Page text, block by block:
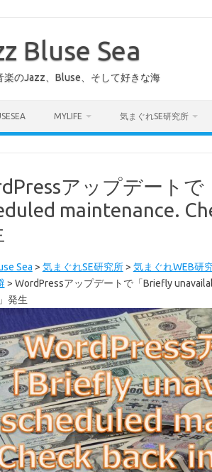
Bluse Sea
楽のJazz、Bluse、そして好きな海
MYLIFE 気まぐれSE研究所
アップデート
maintenance.
Sea > 気まぐれSE研究所> 気まぐれWEB研
> WordPressアップデートで「Briefly
発生